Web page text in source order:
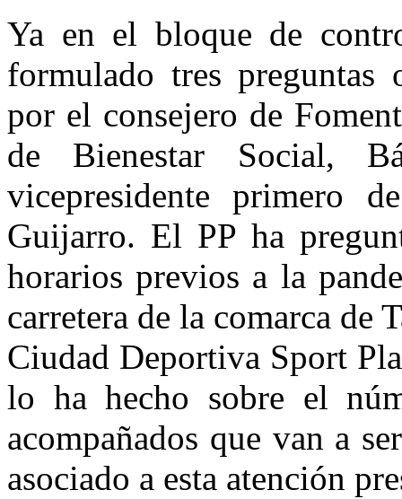
Ya en el bloque de
formulado tres preguntas
por el consejero de
de Bienestar Social,
vicepresidente primero
Guijarro. El PP ha
horarios previos a la
carretera de la comarca de
Ciudad Deportiva Sport
lo ha hecho sobre el
acompañados que van a
asociado a esta atención